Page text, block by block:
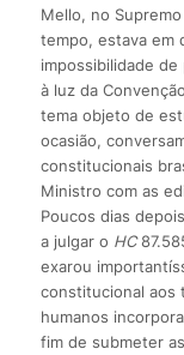
Mello, no
tempo, estava em
impossibilidade
à luz da
tema objeto de
ocasião,
constitucionais
Ministro com as
Poucos dias
a julgar o HC
exarou
constitucional aos
humanos
fim de submeter